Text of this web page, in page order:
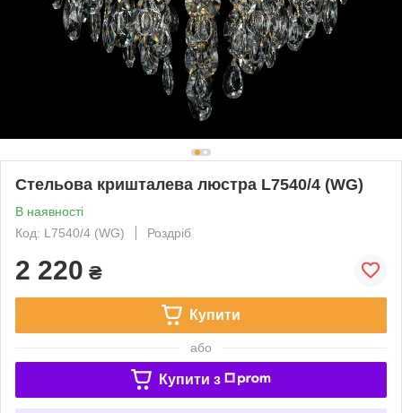
Стельова кришталева люстра L7540/4 (WG)
В наявності
Код: L7540/4 (WG)
Роздріб
2 220 ₴
Купити
або
Купити з